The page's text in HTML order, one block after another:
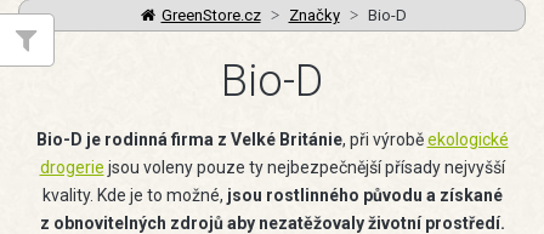
GreenStore.cz Značky Bio-D
Bio-D
Bio-D je rodinná firma z Velké Británie, při výroběekologické
drogerie jsou voleny pouze ty nejbezpečnější přísady nejvyšší
kvality. Kde je to možné, jsou rostlinného původu a získané
z obnovitelných zdrojů aby nezatěžovaly životní prostředí.